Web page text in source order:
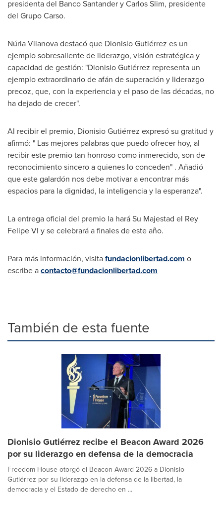
presidenta del Banco Santander yCarlos Slim, presidente
del Grupo Carso.
Núria Vilanova destacó que Dionisio Gutiérrez es un
ejemplo sobresaliente de liderazgo, visión estratégica y
capacidad de gestión: "Dionisio Gutiérrez representa un
ejemplo extraordinario de afán de superación y liderazgo
precoz, que, con la experiencia y el paso de las décadas, no
ha dejado de crecer".
Al recibir el premio, Dionisio Gutiérrez expresó su gratitud y
afirmó: " Las mejores palabras que puedo ofrecer hoy, al
recibir este premio tan honroso como inmerecido, son de
reconocimiento sincero a quienes lo conceden" . Añadió
que este galardón nos debe motivar a encontrar más
espacios para la dignidad, la inteligencia y la esperanza".
La entrega oficial del premio la hará Su Majestad el Rey
Felipe VI y se celebrará a finales de este año.
Para más información, visitafundacionlibertad.com o
escribe acontacto@fundacionlibertad.com
También de esta fuente
Dionisio Gutiérrez recibe el Beacon Award 2026
por su liderazgo en defensa de la democracia
Freedom House otorgó el Beacon Award 2026 a Dionisio
Gutiérrez por su liderazgo en la defensa de la libertad, la
democracia y el Estado de derecho en ...